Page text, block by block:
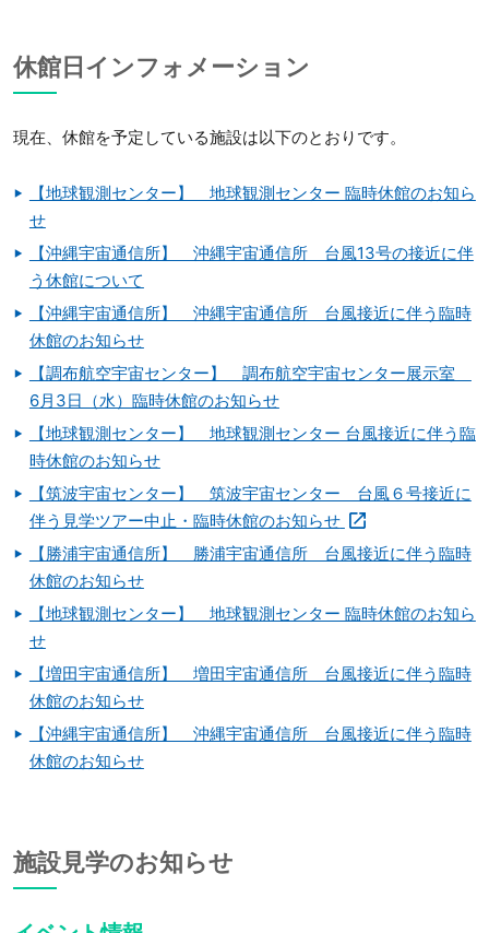
休館日インフォメーション
現在、休館を予定している施設は以下のとおりです。
【地球観測センター】 地球観測センター 臨時休館のお知ら
せ
【沖縄宇宙通信所】 沖縄宇宙通信所 台風13号の接近に伴
う休館について
【沖縄宇宙通信所】 沖縄宇宙通信所 台風接近に伴う臨時
休館のお知らせ
【調布航空宇宙センター】 調布航空宇宙センター展示室
6月3日（水）臨時休館のお知らせ
【地球観測センター】 地球観測センター 台風接近に伴う臨
時休館のお知らせ
【筑波宇宙センター】 筑波宇宙センター 台風６号接近に
伴う見学ツアー中止・臨時休館のお知らせ
【勝浦宇宙通信所】 勝浦宇宙通信所 台風接近に伴う臨時
休館のお知らせ
【地球観測センター】 地球観測センター 臨時休館のお知ら
せ
【増田宇宙通信所】 増田宇宙通信所 台風接近に伴う臨時
休館のお知らせ
【沖縄宇宙通信所】 沖縄宇宙通信所 台風接近に伴う臨時
休館のお知らせ
施設見学のお知らせ